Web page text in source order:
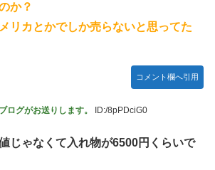
か？
リカとかでしか売らないと思ってた
コメント欄へ引用
ログがお送りします。 ID:/8pPDciG0
じゃなくて入れ物が6500円くらいで